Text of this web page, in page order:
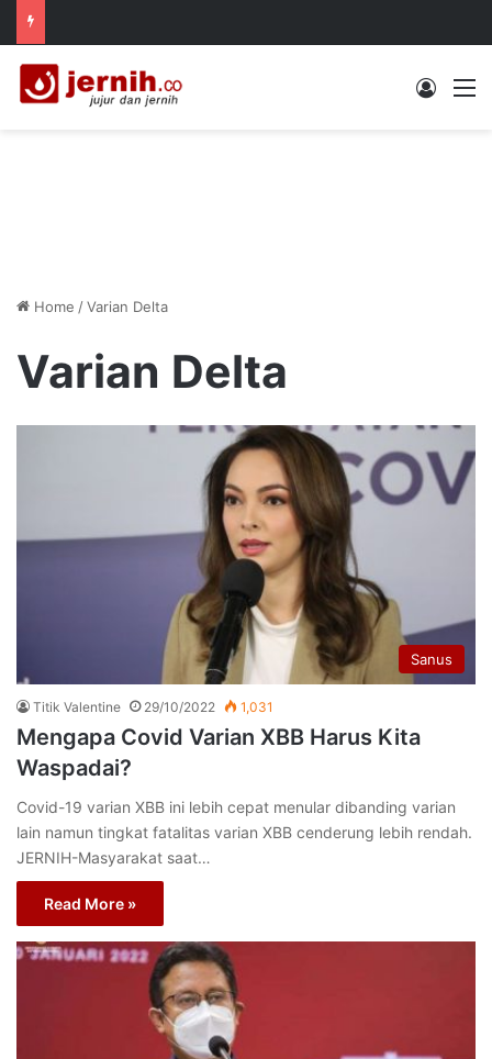
Log In
Home /Varian Delta
Varian Delta
Sanus
Titik Valentine 29/10/2022 1,031
Mengapa Covid Varian XBB Harus Kita
Waspadai?
Covid-19 varian XBB ini lebih cepat menular dibanding varian
lain namun tingkat fatalitas varian XBB cenderung lebih rendah.
JERNIH-Masyarakat saat…
Read More »